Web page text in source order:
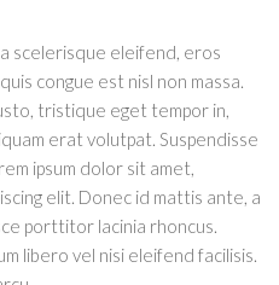
a scelerisque eleifend, eros
congue est nisl non massa.
tristique eget tempor in,
erat volutpat. Suspendisse
ipsum dolor sit amet,
elit. Donec id mattis ante, a
porttitor lacinia rhoncus.
libero vel nisi eleifend facilisis.